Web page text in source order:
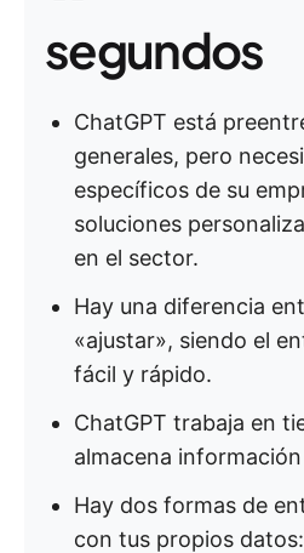
segundos
ChatGPT está
generales, pero
específicos de su
soluciones
en el sector.
Hay una diferencia
«ajustar», siendo el
fácil y rápido.
ChatGPT trabaja en
almacena
Hay dos formas de
con tus propios